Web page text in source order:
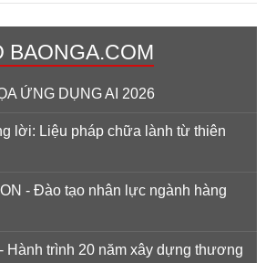
BAONGA.COM
ỨNG DỤNG AI 2026
lời: Liệu pháp chữa lành từ thiên
- Đào tạo nhân lực ngành hàng
Hành trình 20 năm xây dựng thương